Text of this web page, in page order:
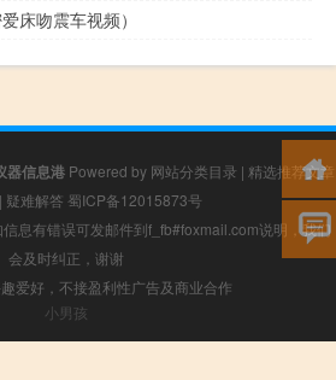
床吻震车视频）
器信息港Powered by 网站分类目录 | 精选推荐文章
| 疑难解答 蜀ICP备12015873号
息有错误可发邮件到f_fb#foxmail.com说明，我们
会及时纠正，谢谢
爱好，不接盈利性广告及商业合作
小男孩